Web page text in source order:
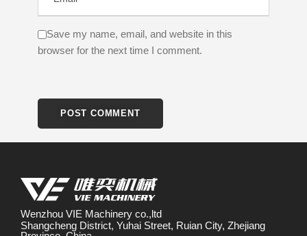
Save my name, email, and website in this
browser for the next time I comment.
Wenzhou VIE Machinery co.,ltd
Shangcheng District, Yuhai Street, Ruian City, Zhejiang